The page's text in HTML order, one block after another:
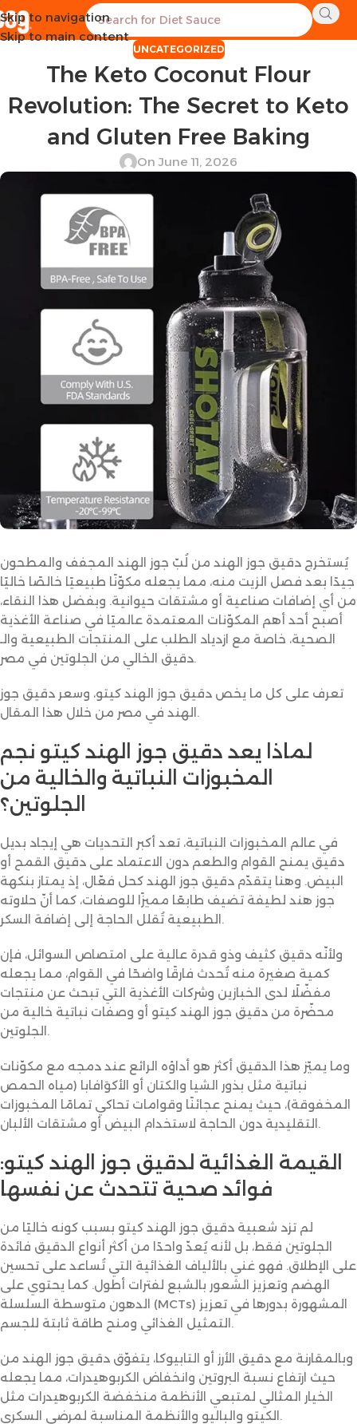
Skip to navigation
Skip to main content
UNCATEGORIZED
The Keto Coconut Flour
Revolution: The Secret to Keto
and Gluten Free Baking
On June 11, 2026
يُستخرج دقيق جوز الهند من لُبّ جوز الهند المجفف والمطحون
جيدًا بعد فصل الزيت منه، مما يجعله مكوّنًا طبيعيًا خالصًا خاليًا
من أي إضافات صناعية أو مشتقات حيوانية. وبفضل هذا النقاء،
أصبح أحد أهم المكوّنات المعتمدة عالميًا في صناعة الأغذية
الصحية، خاصة مع ازدياد الطلب على المنتجات الطبيعية والـ
دقيق الخالي من الجلوتين في مصر.
تعرف على كل ما يخص دقيق جوز الهند كيتو، وسعر دقيق جوز
الهند في مصر من خلال هذا المقال.
لماذا يعد دقيق جوز الهند كيتو نجم
المخبوزات النباتية والخالية من
الجلوتين؟
في عالم المخبوزات النباتية، تعد أكبر التحديات هي إيجاد بديل
دقيق يمنح القوام والطعم دون الاعتماد على دقيق القمح أو
البيض. وهنا يتقدّم دقيق جوز الهند كحل فعّال، إذ يمتاز بنكهة
جوز هند لطيفة تضيف طابعًا مميزًا للوصفات، كما أنّ حلاوته
الطبيعية تُقلل الحاجة إلى إضافة السكر.
ولأنّه دقيق كثيف وذو قدرة عالية على امتصاص السوائل، فإن
كمية صغيرة منه تُحدث فارقًا واضحًا في القوام، مما يجعله
مفضّلًا لدى الخبازين وشركات الأغذية التي تبحث عن منتجات
محضّرة من دقيق جوز الهند كيتو أو وصفات نباتية خالية من
الجلوتين.
وما يميّز هذا الدقيق أكثر هو أداؤه الرائع عند دمجه مع مكوّنات
نباتية مثل بذور الشيا والكتان أو الأكوَافابا (مياه الحمص
المخفوقة)، حيث يمنح عجائنًا وقوامات تحاكي تمامًا المخبوزات
التقليدية دون الحاجة لاستخدام البيض أو مشتقات الألبان.
القيمة الغذائية لدقيق جوز الهند كيتو:
فوائد صحية تتحدث عن نفسها
لم تزد شعبية دقيق جوز الهند كيتو بسبب كونه خاليًا من
الجلوتين فقط، بل لأنه يُعدّ واحدًا من أكثر أنواع الدقيق فائدة
على الإطلاق. فهو غني بالألياف الغذائية التي تُساعد على تحسين
الهضم وتعزيز الشعور بالشبع لفترات أطول. كما يحتوي على
الدهون متوسطة السلسلة (MCTs) المشهورة بدورها في تعزيز
التمثيل الغذائي ومنح طاقة ثابتة للجسم.
وبالمقارنة مع دقيق الأرز أو التابيوكا، يتفوّق دقيق جوز الهند من
حيث ارتفاع نسبة البروتين وانخفاض الكربوهيدرات، مما يجعله
الخيار المثالي لمتبعي الأنظمة منخفضة الكربوهيدرات مثل
الكيتو والباليو والأنظمة المناسبة لمرضى السكري.